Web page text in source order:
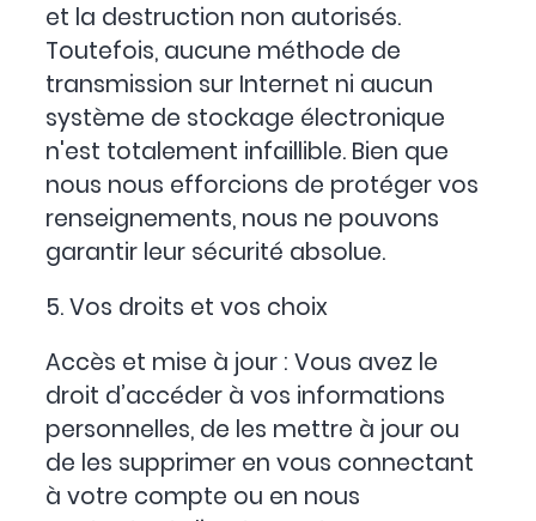
et la destruction non autorisés.
Toutefois, aucune méthode de
transmission sur Internet ni aucun
système de stockage électronique
n'est totalement infaillible. Bien que
nous nous efforcions de protéger vos
renseignements, nous ne pouvons
garantir leur sécurité absolue.
5. Vos droits et vos choix
Accès et mise à jour : Vous avez le
droit d’accéder à vos informations
personnelles, de les mettre à jour ou
de les supprimer en vous connectant
à votre compte ou en nous